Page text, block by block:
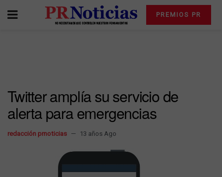
PREMIOS PR
Twitter amplía su servicio de
alerta para emergencias
redacción prnoticias 13 años Ago